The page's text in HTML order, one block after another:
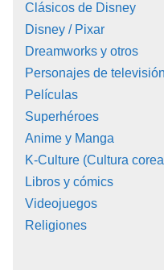
Clásicos de Disney
Disney / Pixar
Dreamworks y otros
Personajes de televisión
Películas
Superhéroes
Anime y Manga
K-Culture (Cultura
Libros y cómics
Videojuegos
Religiones